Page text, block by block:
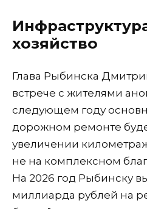
хозяйство
Глава Рыбинска
встрече с жителями
следующем году
дорожном ремонте
увеличении
не на комплексном
На 2026 год Рыбинску
миллиарда рублей на